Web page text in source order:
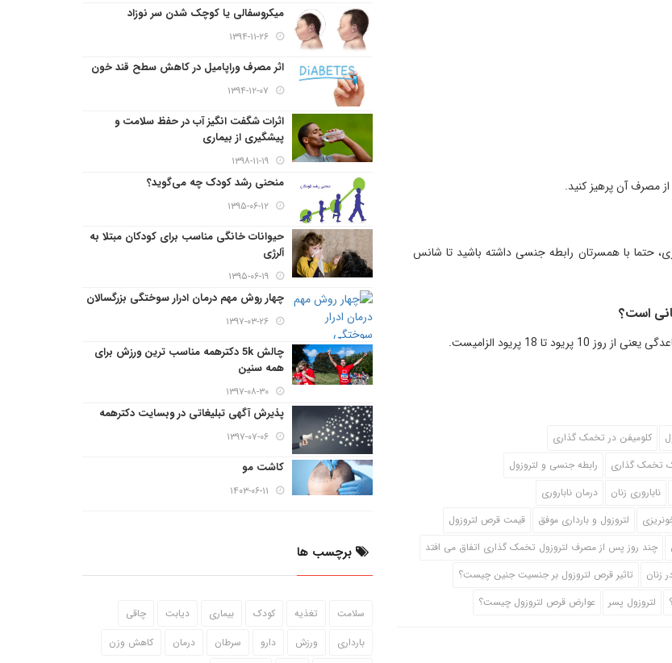
مصرف آن پرهیز کنید.
حتما با همسرتان رابطه جنسی داشته باشید تا شانس
است؟
کلومیفن در تخمک گذاری
تخمک گذاری
رابطه جنسی و لتروزول
ناباروری زنان
درمان ناباروری
لتروزول و بارداری موفق
قیمت قرص لتروزول
چند روز پس از مصرف لتروزول تخمک گذاری اتفاق می افتد
زنان
تاثیر قرص لتروزول بر جنسیت جنین چیست؟
لتروزول پسر عوارض قرص لتروزول چیست؟
میکروسفالی یا کوچک شدن سر نوزاد
۱۳۹۴-۱۱-۲۶
اثر مصرف وراپامیل در کاهش سطح قند خون
۱۳۹۴-۱۲-۰۷
اثرات شگفت انگیز آب در حفظ سلامت و
پیشگیری از بیماری
۱۳۹۸-۱۱-۱۹
منحنی رشد کودک چه می‌گوید؟
۱۳۹۵-۰۶-۱۲
حیوانات خانگی مناسب برای کودکان مبتلا به
آلرژی
۱۳۹۵-۰۶-۱۹
چهار روش مهم درمان ادرار سوختگی بزرگسالان
۱۳۹۷-۰۳-۲۶
چالش 5k دکترهمه مناسب ترین ورزش برای
همه سنین
۱۳۹۷-۰۸-۳۰
پذیرش آگهی تبلیغاتی در وبسایت دکترهمه
۱۳۹۷-۰۷-۰۶
کاشت مو
۱۴۰۳-۰۶-۱۱
برچسب ها
سلامت تغذیه کودک بیماری دیابت
چاقی
بارداری
ورزش دارو سرطان درمان
کاهش وزن